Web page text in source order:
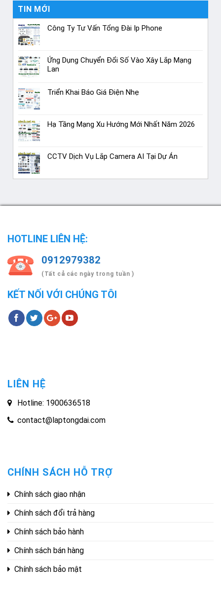
TIN MỚI
Công Ty Tư Vấn Tổng Đài Ip Phone
Ứng Dụng Chuyển Đổi Số Vào Xây Lắp Mạng
Lan
Triển Khai Báo Giá Điện Nhẹ
Hạ Tầng Mạng Xu Hướng Mới Nhất Năm 2026
CCTV Dịch Vụ Lắp Camera AI Tại Dự Án
HOTLINE LIÊN HỆ:
0912979382
(Tất cả các ngày trong tuần )
KẾT NỐI VỚI CHÚNG TÔI
LIÊN HỆ
Hotline: 1900636518
contact@laptongdai.com
CHÍNH SÁCH HỖ TRỢ
Chính sách giao nhận
Chính sách đổi trả hàng
Chính sách bảo hành
Chính sách bán hàng
Chính sách bảo mật